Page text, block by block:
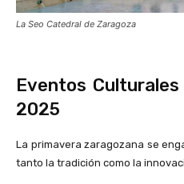
La Seo Catedral de Zaragoza
Eventos
2025
La primavera zaragozana se
tanto la tradición como la